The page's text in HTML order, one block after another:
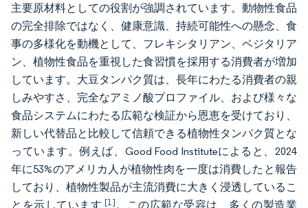
主要原材料としての役割が強調されています。動物性食品
の完全排除ではなく、健康意識、持続可能性への懸念、食
事の多様化を動機として、フレキシタリアン、ベジタリア
ン、植物性食品を重視した食習慣を採用する消費者が増加
しています。大豆タンパク質は、長年にわたる消費者の親
しみやすさ、完全なアミノ酸プロファイル、および様々な
食品システムにわたる広範な検証から恩恵を受けており、
新しい代替品と比較して信頼できる植物性タンパク質とな
っています。例えば、Good Food Instituteによると、2024
年に53%のアメリカ人が植物性肉を一度は消費したと報告
しており、植物性製品が主流消費に大きく浸透しているこ
とを示しています [1]。この広範な受容は、多くの製造業